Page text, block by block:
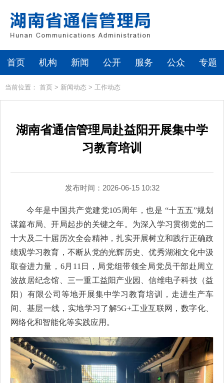
首页 机构 新闻 公开 服务 公众 专题
当前位置： 首页 > 新闻动态 > 工作动态
湖南省通信管理局赴益阳开展集中学
习教育培训
发布时间：2026-06-15 10:32
今年是中国共产党建党105周年，也是 “十五五”规划
谋篇布局、开局起步的关键之年。为深入学习贯彻党的二
十大及二十届历次全会精神，扎实开展树立和践行正确政
绩观学习教育，不断从党的光辉历史、优秀湖湘文化中汲
取奋进力量，6月11日，局党组带领全局党员干部赴周立
波故居纪念馆、三一重工益阳产业园、信维电子科技（益
阳）有限公司等地开展集中学习教育培训，走进生产车
间、基层一线，实地学习了解5G+工业互联网，数字化、
网络化和智能化等实践应用。